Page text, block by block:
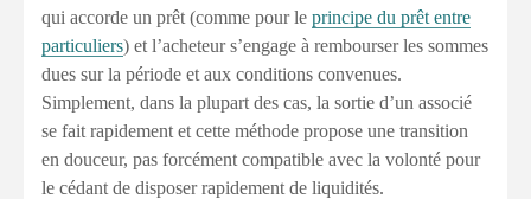
qui accorde un prêt (comme pour le principe du prêt entre
particuliers) et l’acheteur s’engage à rembourser les sommes
dues sur la période et aux conditions convenues.
Simplement, dans la plupart des cas, la sortie d’un associé
se fait rapidement et cette méthode propose une transition
en douceur, pas forcément compatible avec la volonté pour
le cédant de disposer rapidement de liquidités.